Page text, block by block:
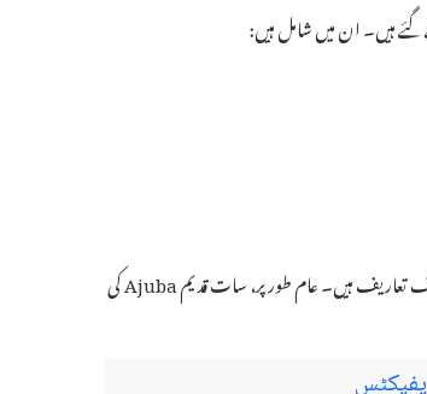
گئے ہیں۔ ان میں شامل ہیں:
دنیا میں Ajuba کی درست تعداد کا تعین کرنا مشکل ہے کیونکہ مختلف ثقافتیں اور مختلف ادوار میں مختلف تعاریف ہیں۔ عام طور پر، سات قدیم Ajuba کی